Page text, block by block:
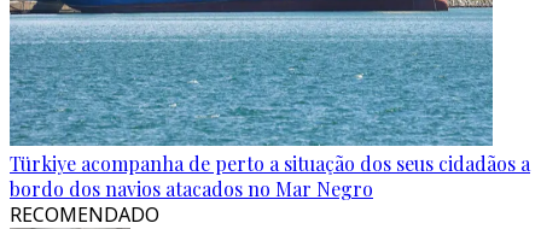
Türkiye acompanha de perto a situação dos seus cidadãos a
bordo dos navios atacados no Mar Negro
RECOMENDADO